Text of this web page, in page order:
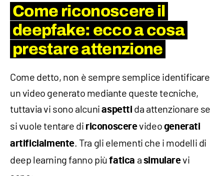
Come riconoscere il
deepfake: ecco a cosa
prestare attenzione
Come detto, non è sempre semplice identificare
un video generato mediante queste tecniche,
tuttavia vi sono alcuniaspetti da attenzionare se
si vuole tentare di riconoscerevideo generati
artificialmente. Tra gli elementi che i modelli di
deep learning fanno piùfatica a simularevi